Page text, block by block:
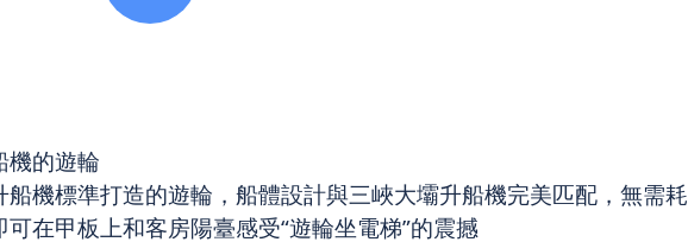
機的遊輪
機標準打造的遊輪，船體設計與三峽大壩升船機完美匹配，無需耗
在甲板上和客房陽臺感受“遊輪坐電梯”的震撼